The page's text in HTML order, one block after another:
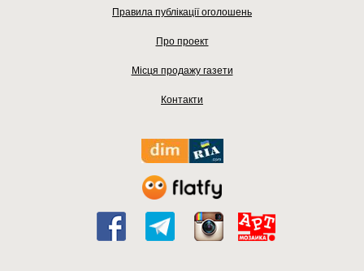
Правила публікації оголошень
Про проект
Місця продажу газети
Контакти